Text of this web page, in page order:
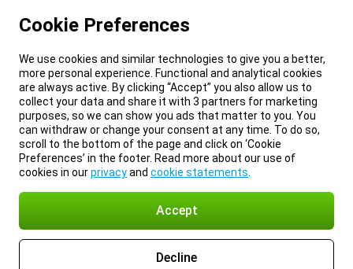
Cookie Preferences
We use cookies and similar technologies to give you a better,
more personal experience. Functional and analytical cookies
are always active. By clicking “Accept” you also allow us to
collect your data and share it with 3 partners for marketing
purposes, so we can show you ads that matter to you. You
can withdraw or change your consent at any time. To do so,
scroll to the bottom of the page and click on ‘Cookie
Preferences’ in the footer. Read more about our use of
cookies in ourprivacyand cookie statements
Accept
Decline